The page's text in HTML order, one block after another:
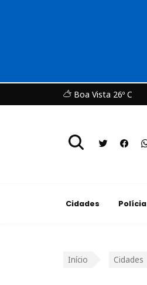
Boa Vista 26º C
Cidades Polícia
Início Cidades